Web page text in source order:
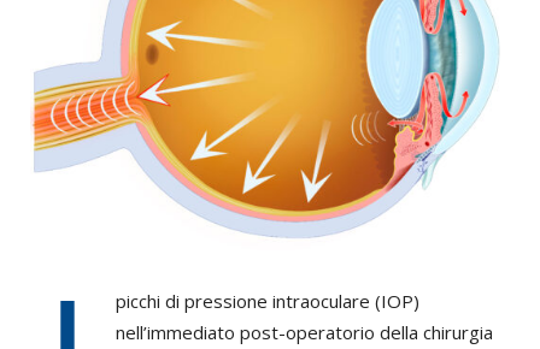
picchi di pressione intraoculare (IOP)
nell’immediato post-operatorio della chirurgia